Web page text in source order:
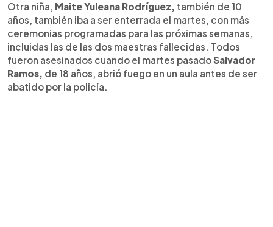
Otra niña, Maite Yuleana Rodríguez, también de 10
años, también iba a ser enterrada el martes, con más
ceremonias programadas para las próximas semanas,
incluidas las de las dos maestras fallecidas. Todos
fueron asesinados cuando el martes pasadoSalvador
Ramos, de 18 años, abrió fuego en un aula antes de ser
abatido por la policía.